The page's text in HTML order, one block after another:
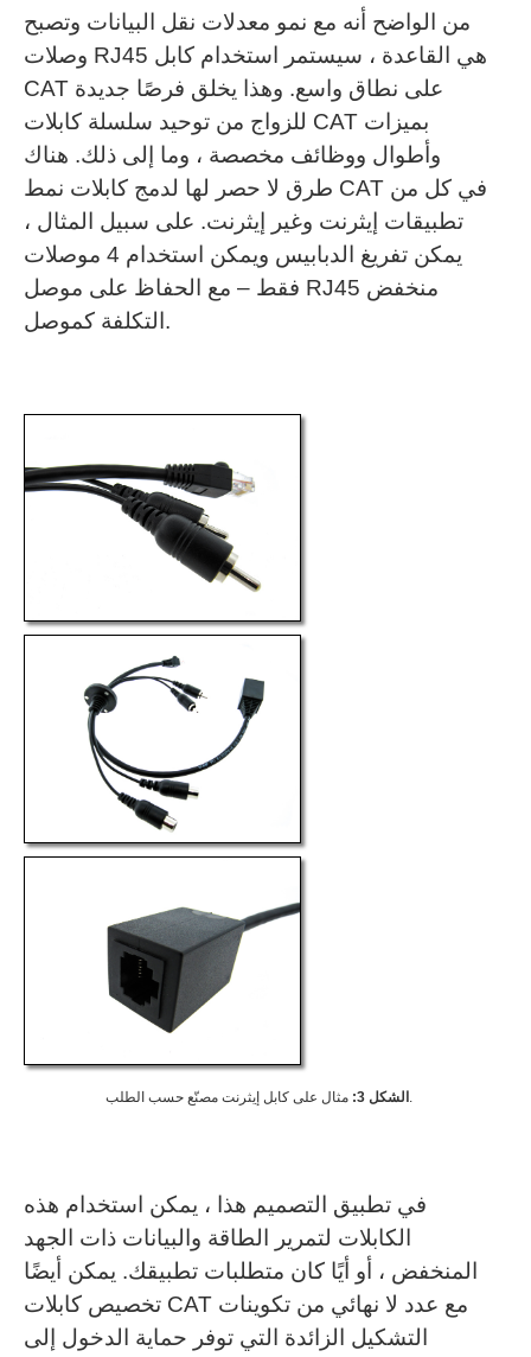
من الواضح أنه مع نمو معدلات نقل البيانات وتصبح
وصلات RJ45 هي القاعدة ، سيستمر استخدام كابل
CAT على نطاق واسع. وهذا يخلق فرصًا جديدة
للزواج من توحيد سلسلة كابلات CAT بميزات
وأطوال ووظائف مخصصة ، وما إلى ذلك. هناك
طرق لا حصر لها لدمج كابلات نمط CAT في كل من
تطبيقات إيثرنت وغير إيثرنت. على سبيل المثال ،
يمكن تفريغ الدبابيس ويمكن استخدام 4 موصلات
فقط – مع الحفاظ على موصل RJ45 منخفض
التكلفة كموصل.
الشكل 3:
في تطبيق التصميم هذا ، يمكن استخدام هذه
الكابلات لتمرير الطاقة والبيانات ذات الجهد
المنخفض ، أو أيًا كان متطلبات تطبيقك. يمكن أيضًا
تخصيص كابلات CAT مع عدد لا نهائي من تكوينات
التشكيل الزائدة التي توفر حماية الدخول إلى